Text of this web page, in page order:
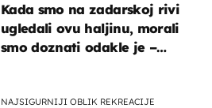
Kada smo na zadarskoj rivi
ugledali ovu haljinu, morali
smo doznati odakle je –
NAJSIGURNIJI OBLIK REKREACIJE